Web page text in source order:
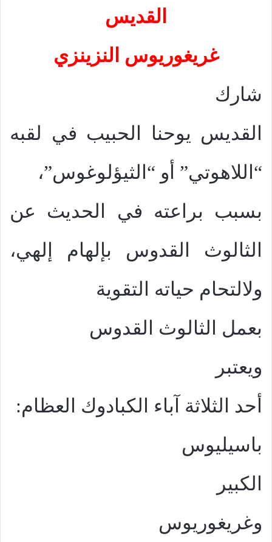
القديس
غريغوريوس النزينزي
شارك
القديس يوحنا الحبيب في لقبه
“اللاهوتي” أو “الثيؤلوغوس”،
بسبب براعته في الحديث عن
الثالوث القدوس بإلهام إلهي،
ولالتحام حياته التقوية
بعمل الثالوث القدوس
ويعتبر
أحد الثلاثة آباء الكبادوك العظام:
باسيليوس
الكبير
وغريغوريوس